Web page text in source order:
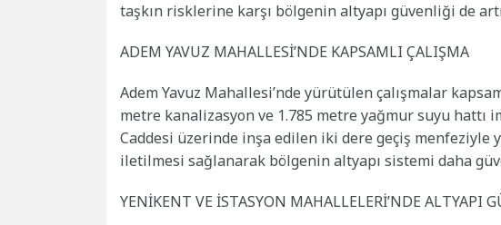
taşkın risklerine karşı bölgenin altyapı güvenliği de
ADEM YAVUZ MAHALLESİ’NDE KAPSAMLI ÇALIŞMA
Adem Yavuz Mahallesi’nde yürütülen çalışmalar
metre kanalizasyon ve 1.785 metre yağmur suyu hattı
Caddesi üzerinde inşa edilen iki dere geçiş menfeziyle
iletilmesi sağlanarak bölgenin altyapı sistemi daha
YENİKENT VE İSTASYON MAHALLELERİ’NDE ALTYAPI